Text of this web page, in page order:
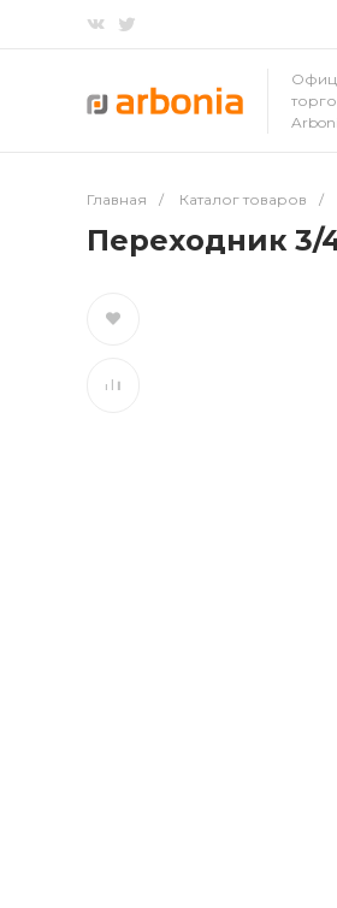
Главная / Каталог товаров /
Переходник